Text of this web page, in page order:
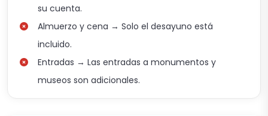
su cuenta.
Almuerzo y cena → Solo el desayuno está
incluido.
Entradas → Las entradas a monumentos y
museos son adicionales.